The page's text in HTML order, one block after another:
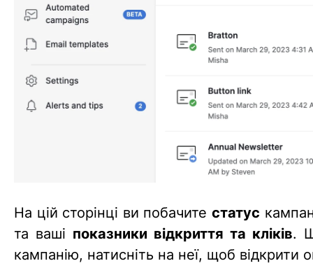
На цій сторінці ви побачите статус
та ваші показники відкриття та кліків.
кампанію, натисніть на неї, щоб відкрити